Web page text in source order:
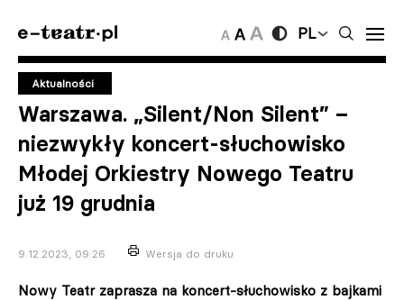
PL
Aktualności
Warszawa. „Silent/Non Silent” –
niezwykły koncert-słuchowisko
Młodej Orkiestry Nowego Teatru
już 19 grudnia
9.12.2023, 09:26 Wersja do druku
Nowy Teatr zaprasza na koncert-słuchowisko z bajkami